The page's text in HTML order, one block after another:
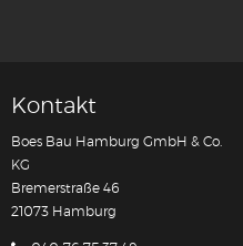
Kontakt
Boes Bau Hamburg GmbH & Co.
KG
Bremerstraße 46
21073 Hamburg